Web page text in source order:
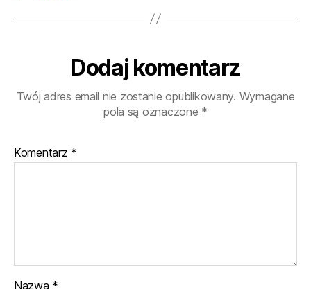
Dodaj komentarz
Twój adres email nie zostanie opublikowany. Wymagane
pola są oznaczone *
Komentarz *
Nazwa *